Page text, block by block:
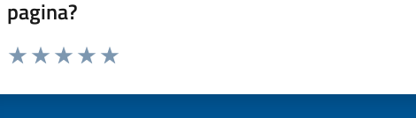
pagina?
Valuta da 1 a 5 stelle la pagina